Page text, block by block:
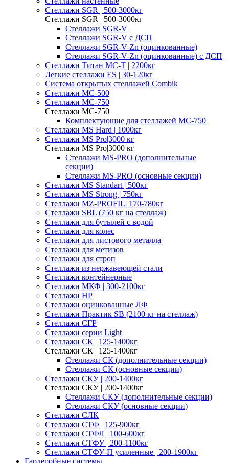
Cтеллажи SGR | 500-3000кг
Cтеллажи SGR | 500-3000кг
Стеллажи SGR-V
Стеллажи SGR-V с ДСП
Стеллажи SGR-V-Zn (оцинкованные)
Стеллажи SGR-V-Zn (оцинкованные) с ДСП
Cтеллажи Титан МС-Т | 2200кг
Легкие стеллажи ES | 30-120кг
Система открытых стеллажей Combik
Стеллажи MC-500
Стеллажи MC-750
Стеллажи MC-750
Комплектующие для стеллажей МС-750
Стеллажи MS Hard | 1000кг
Стеллажи MS Pro|3000 кг
Стеллажи MS Pro|3000 кг
Стеллажи MS-PRO (дополнительные
секции)
Стеллажи MS-PRO (основные секции)
Стеллажи MS Standart | 500кг
Стеллажи MS Strong | 750кг
Стеллажи MZ-PROFIL| 170-780кг
Стеллажи SBL (750 кг на стеллаж)
Стеллажи для бутылей с водой
Стеллажи для колес
Стеллажи для листового металла
Стеллажи для метизов
Стеллажи для строп
Стеллажи из нержавеющей стали
Стеллажи контейнерные
Стеллажи МКФ | 300-2100кг
Стеллажи НР
Стеллажи оцинкованные ЛФ
Стеллажи Практик SB (2100 кг на стеллаж)
Стеллажи СГР
Стеллажи серии Light
Стеллажи СК | 125-1400кг
Стеллажи СК | 125-1400кг
Стеллажи СК (дополнительные секции)
Стеллажи СК (основные секции)
Стеллажи СКУ | 200-1400кг
Стеллажи СКУ | 200-1400кг
Стеллажи СКУ (дополнительные секции)
Стеллажи СКУ (основные секции)
Стеллажи СЛК
Стеллажи СТФ | 125-900кг
Стеллажи СТФЛ | 100-600кг
Стеллажи СТФУ | 200-1100кг
Стеллажи СТФУ-П усиленные | 200-1900кг
Гардеробные системы